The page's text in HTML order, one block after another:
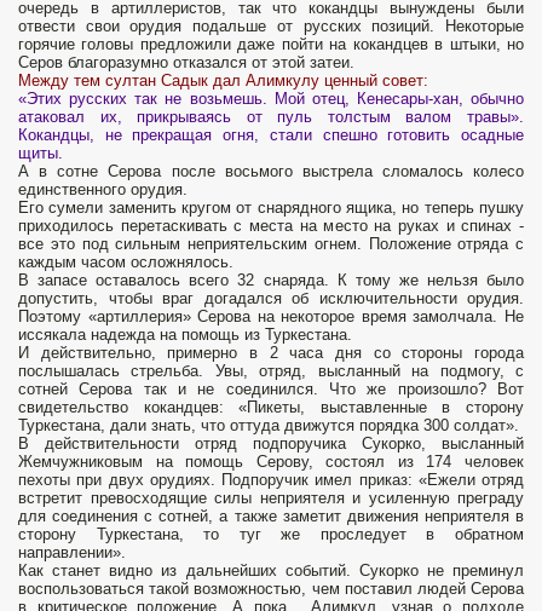
очередь в артиллеристов, так что кокандцы вынуждены были
отвести свои орудия подальше от русских позиций. Некоторые
горячие головы предложили даже пойти на кокандцев в штыки, но
Серов благоразумно отказался от этой затеи.
Между тем султан Садык дал Алимкулу ценный совет:
«Этих русских так не возьмешь. Мой отец, Кенесары-хан, обычно
атаковал их, прикрываясь от пуль толстым валом травы».
Кокандцы, не прекращая огня, стали спешно готовить осадные
щиты.
А в сотне Серова после восьмого выстрела сломалось колесо
единственного орудия.
Его сумели заменить кругом от снарядного ящика, но теперь пушку
приходилось перетаскивать с места на место на руках и спинах -
все это под сильным неприятельским огнем. Положение отряда с
каждым часом осложнялось.
В запасе оставалось всего 32 снаряда. К тому же нельзя было
допустить, чтобы враг догадался об исключительности орудия.
Поэтому «артиллерия» Серова на некоторое время замолчала. Не
иссякала надежда на помощь из Туркестана.
И действительно, примерно в 2 часа дня со стороны города
послышалась стрельба. Увы, отряд, высланный на подмогу, с
сотней Серова так и не соединился. Что же произошло? Вот
свидетельство кокандцев: «Пикеты, выставленные в сторону
Туркестана, дали знать, что оттуда движутся порядка 300 солдат».
В действительности отряд подпоручика Сукорко, высланный
Жемчужниковым на помощь Серову, состоял из 174 человек
пехоты при двух орудиях. Подпоручик имел приказ: «Ежели отряд
встретит превосходящие силы неприятеля и усиленную преграду
для соединения с сотней, а также заметит движения неприятеля в
сторону Туркестана, то туг же проследует в обратном
направлении».
Как станет видно из дальнейших событий. Сукорко не преминул
воспользоваться такой возможностью, чем поставил людей Серова
в критическое положение. А пока... Алимкул, узнав о подходе